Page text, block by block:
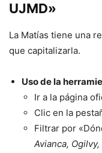
UJMD»
La Matías tiene una
que capitalizarla.
Uso de la
Ir a la página
Clic en la
Filtrar por
Avianca,